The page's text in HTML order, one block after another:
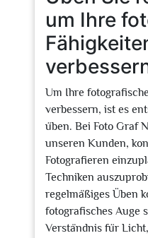
um Ihre
Um Ihre
verbessern, ist es
üben. Bei Foto Graf
unseren Kunden,
Fotografieren
Techniken
regelmäßiges Üben
fotografisches Auge
Verständnis für